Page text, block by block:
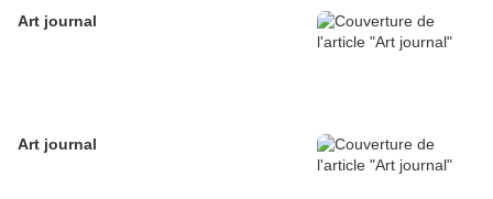
Art journal
Art journal